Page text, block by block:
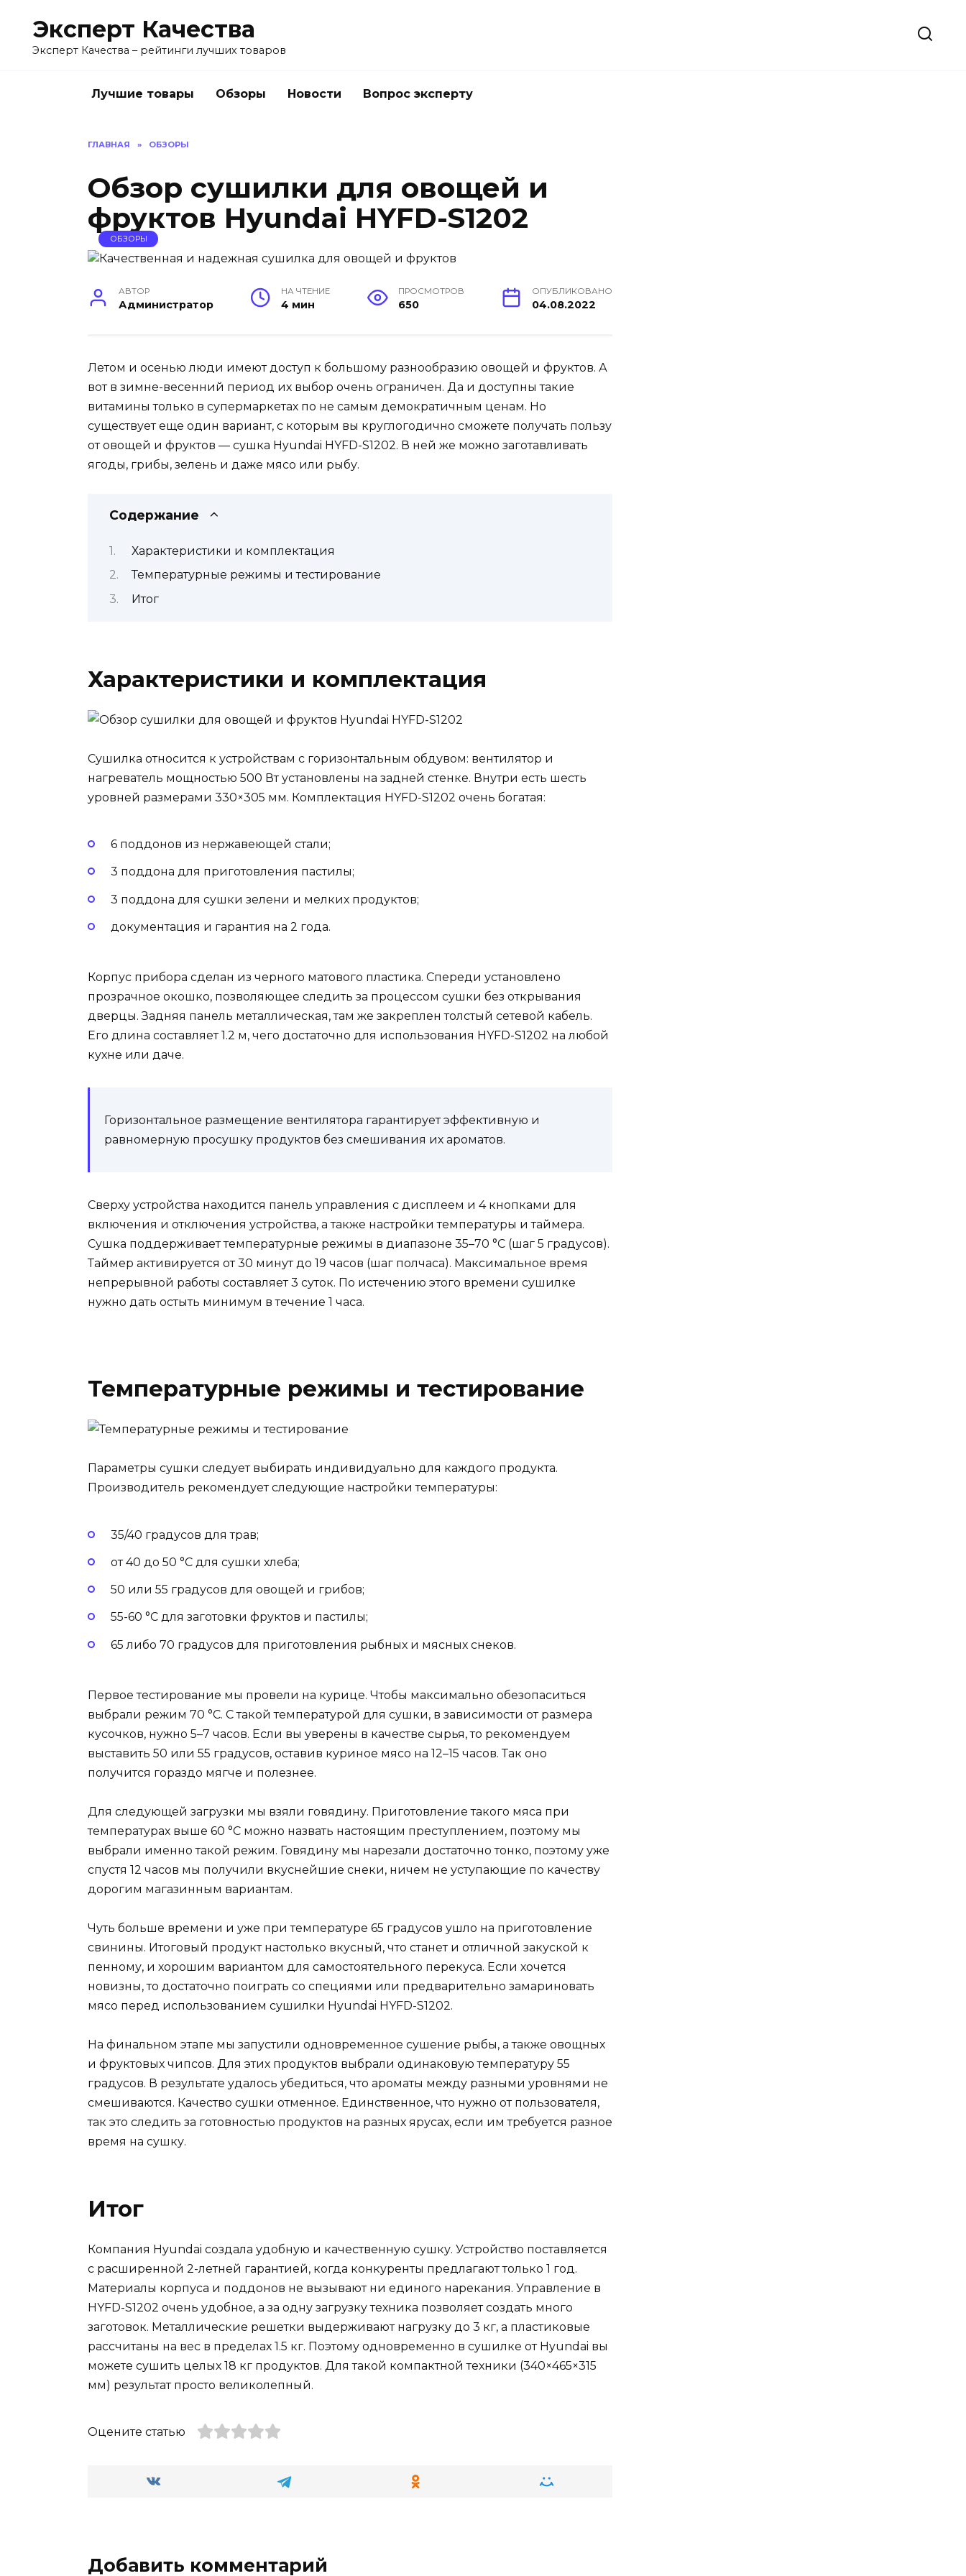
содержанию
Эксперт Качества
Эксперт Качества – рейтинги лучших товаров
Лучшие товары Обзоры Новости Вопрос эксперту
ГЛАВНАЯ » ОБЗОРЫ
Обзор сушилки для овощей и
фруктов Hyundai HYFD-S1202
ОБЗОРЫ
АВТОР
Администратор
НА ЧТЕНИЕ
4 мин
ПРОСМОТРОВ
650
ОПУБЛИКОВАНО
04.08.2022
Летом и осенью люди имеют доступ к большому разнообразию овощей и фруктов. А
вот в зимне-весенний период их выбор очень ограничен. Да и доступны такие
витамины только в супермаркетах по не самым демократичным ценам. Но
существует еще один вариант, с которым вы круглогодично сможете получать пользу
от овощей и фруктов — сушка Hyundai HYFD-S1202. В ней же можно заготавливать
ягоды, грибы, зелень и даже мясо или рыбу.
Содержание
Характеристики и комплектация
Температурные режимы и тестирование
Итог
Характеристики и комплектация
Сушилка относится к устройствам с горизонтальным обдувом: вентилятор и
нагреватель мощностью 500 Вт установлены на задней стенке. Внутри есть шесть
уровней размерами 330×305 мм. Комплектация HYFD-S1202 очень богатая:
6 поддонов из нержавеющей стали;
3 поддона для приготовления пастилы;
3 поддона для сушки зелени и мелких продуктов;
документация и гарантия на 2 года.
Корпус прибора сделан из черного матового пластика. Спереди установлено
прозрачное окошко, позволяющее следить за процессом сушки без открывания
дверцы. Задняя панель металлическая, там же закреплен толстый сетевой кабель.
Его длина составляет 1.2 м, чего достаточно для использования HYFD-S1202 на любой
кухне или даче.
Горизонтальное размещение вентилятора гарантирует эффективную и
равномерную просушку продуктов без смешивания их ароматов.
Сверху устройства находится панель управления с дисплеем и 4 кнопками для
включения и отключения устройства, а также настройки температуры и таймера.
Сушка поддерживает температурные режимы в диапазоне 35–70 °C (шаг 5 градусов).
Таймер активируется от 30 минут до 19 часов (шаг полчаса). Максимальное время
непрерывной работы составляет 3 суток. По истечению этого времени сушилке
нужно дать остыть минимум в течение 1 часа.
Температурные режимы и тестирование
Параметры сушки следует выбирать индивидуально для каждого продукта.
Производитель рекомендует следующие настройки температуры:
35/40 градусов для трав;
от 40 до 50 °C для сушки хлеба;
50 или 55 градусов для овощей и грибов;
55-60 °C для заготовки фруктов и пастилы;
65 либо 70 градусов для приготовления рыбных и мясных снеков.
Первое тестирование мы провели на курице. Чтобы максимально обезопаситься
выбрали режим 70 °C. С такой температурой для сушки, в зависимости от размера
кусочков, нужно 5–7 часов. Если вы уверены в качестве сырья, то рекомендуем
выставить 50 или 55 градусов, оставив куриное мясо на 12–15 часов. Так оно
получится гораздо мягче и полезнее.
Для следующей загрузки мы взяли говядину. Приготовление такого мяса при
температурах выше 60 °C можно назвать настоящим преступлением, поэтому мы
выбрали именно такой режим. Говядину мы нарезали достаточно тонко, поэтому уже
спустя 12 часов мы получили вкуснейшие снеки, ничем не уступающие по качеству
дорогим магазинным вариантам.
Чуть больше времени и уже при температуре 65 градусов ушло на приготовление
свинины. Итоговый продукт настолько вкусный, что станет и отличной закуской к
пенному, и хорошим вариантом для самостоятельного перекуса. Если хочется
новизны, то достаточно поиграть со специями или предварительно замариновать
мясо перед использованием сушилки Hyundai HYFD-S1202.
На финальном этапе мы запустили одновременное сушение рыбы, а также овощных
и фруктовых чипсов. Для этих продуктов выбрали одинаковую температуру 55
градусов. В результате удалось убедиться, что ароматы между разными уровнями не
смешиваются. Качество сушки отменное. Единственное, что нужно от пользователя,
так это следить за готовностью продуктов на разных ярусах, если им требуется разное
время на сушку.
Итог
Компания Hyundai создала удобную и качественную сушку. Устройство поставляется
с расширенной 2-летней гарантией, когда конкуренты предлагают только 1 год.
Материалы корпуса и поддонов не вызывают ни единого нарекания. Управление в
HYFD-S1202 очень удобное, а за одну загрузку техника позволяет создать много
заготовок. Металлические решетки выдерживают нагрузку до 3 кг, а пластиковые
рассчитаны на вес в пределах 1.5 кг. Поэтому одновременно в сушилке от Hyundai вы
можете сушить целых 18 кг продуктов. Для такой компактной техники (340×465×315
мм) результат просто великолепный.
Оцените статью
Добавить комментарий